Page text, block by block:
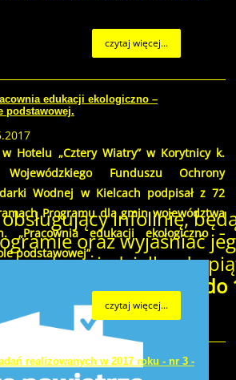
infolinię,
oraz wyjaśniać
od poniedziałku do
w godzinachod 8:00 do
czytaj więcej...
edukacji ekologiczno –
podstawowej.
Hotelu „Cztery Wiatry” w Korytnicy k.
Funduszu Ochrony
Wodnej w Kielcach podpisał z 72
Programu dla gmin województwa
„Pracownia edukacji ekologiczno –
podstawowej”.
czytaj więcej...
realizowanych w 2017 roku - nr 3 -